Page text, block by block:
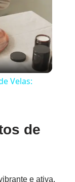
Velas:
de
e ativa,